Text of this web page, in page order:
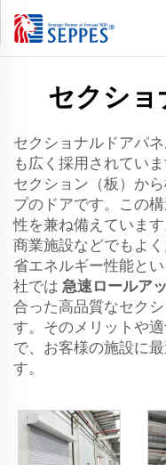
セクシ
セクショナルドアパ
も広く採用されてい
セクション（板）か
プのドアです。この
性を兼ね備えていま
商業施設などでもよ
省エネルギー性能と
社では 急速ロールア
合った高品質なセク
す。そのメリットや
で、お客様の施設に
す。